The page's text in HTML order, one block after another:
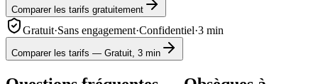
Comparer les tarifs gratuitement
Gratuit·Sans engagement·Confidentiel·3 min
Comparer les tarifs — Gratuit, 3 min